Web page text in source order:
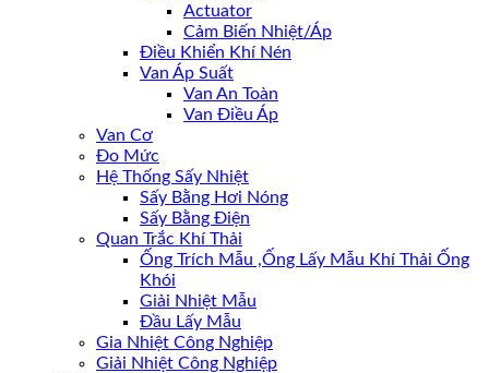
Actuator
Cảm Biến Nhiệt/Áp
Điều Khiển Khí Nén
Van Áp Suất
Van An Toàn
Van Điều Áp
Van Cơ
Đo Mức
Hệ Thống Sấy Nhiệt
Sấy Bằng Hơi Nóng
Sấy Bằng Điện
Quan Trắc Khí Thải
Ống Trích Mẫu ,Ống Lấy Mẫu Khí Thải Ống
Khói
Giải Nhiệt Mẫu
Đầu Lấy Mẫu
Gia Nhiệt Công Nghiệp
Giải Nhiệt Công Nghiệp